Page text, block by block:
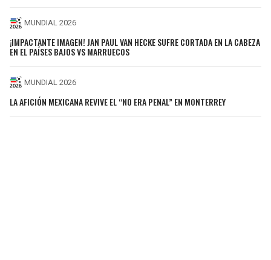
MUNDIAL 2026
¡IMPACTANTE IMAGEN! JAN PAUL VAN HECKE SUFRE CORTADA EN LA CABEZA
EN EL PAÍSES BAJOS VS MARRUECOS
MUNDIAL 2026
LA AFICIÓN MEXICANA REVIVE EL “NO ERA PENAL” EN MONTERREY